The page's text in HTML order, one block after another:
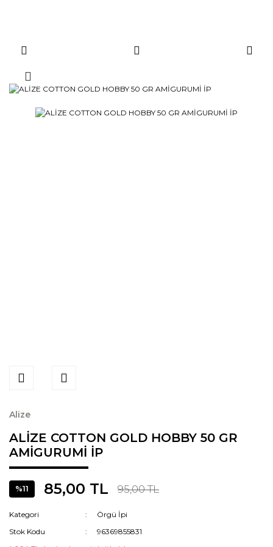
Alize
ALİZE COTTON GOLD HOBBY 50 GR
AMİGURUMİ İP
%11 85,00 TL 95,00 TL
Kategori
Örgü İpi
Stok Kodu
96369855831